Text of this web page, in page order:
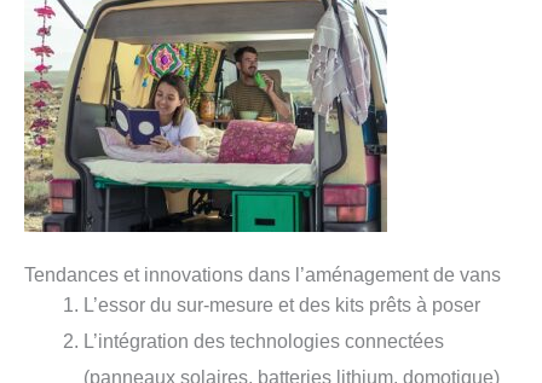
Tendances et innovations dans l’aménagement de vans
L’essor du sur-mesure et des kits prêts à poser
L’intégration des technologies connectées
(panneaux solaires, batteries lithium, domotique)